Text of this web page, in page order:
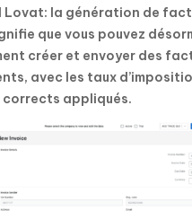
Lovat: la génération de
que vous pouvez
créer et envoyer des
avec les taux
corrects appliqués.